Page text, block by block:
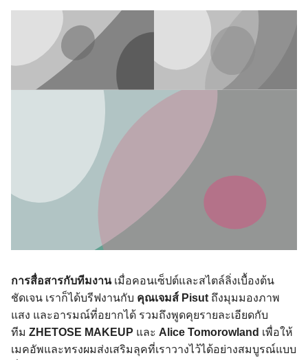
การสื่อสารกับทีมงานเมื่อคอนเซ็ปต์และสไตล์ลิ่งเบื้องต้น
ชัดเจน เราก็ได้บรีฟงานกับ คุณเจมส์ Pisut ถึงมุมมองภาพ
แสง และอารมณ์ที่อยากได้ รวมถึงพูดคุยรายละเอียดกับ
ทีม ZHETOSE MAKEUP และ Alice Tomorowland เพื่อให้
เมคอัพและทรงผมส่งเสริมลุคที่เราวางไว้ได้อย่างสมบูรณ์แบบ